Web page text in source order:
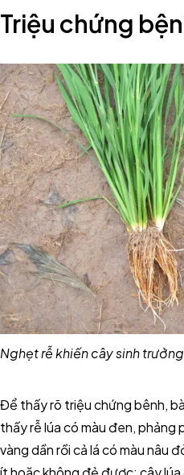
Triệu chứng
Nghẹt rễ khiến cây sinh
Để thấy rõ triệu chứng bênh,
thấy rễ lúa có màu đen, phảng
vàng dần rồi cả lá có màu nâu